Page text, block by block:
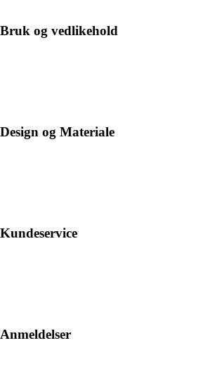
Bruk og vedlikehold
Design og Materiale
Kundeservice
Anmeldelser